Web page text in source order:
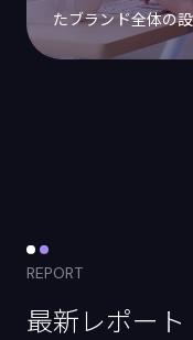
たブランド全体の
REPORT
最新レポート